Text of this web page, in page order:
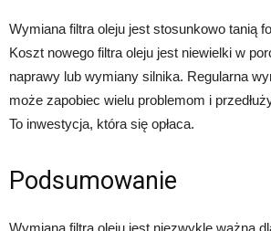
Wymiana filtra oleju jest stosunkowo tanią
Koszt nowego filtra oleju jest niewielki w
naprawy lub wymiany silnika. Regularna
może zapobiec wielu problemom i
To inwestycja, która się opłaca.
Podsumowanie